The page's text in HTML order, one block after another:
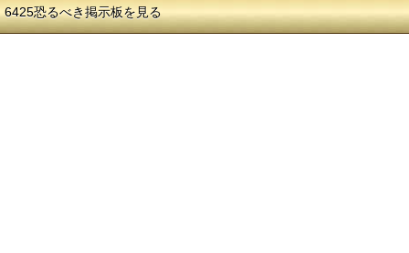
6425恐るべき掲示板を見る